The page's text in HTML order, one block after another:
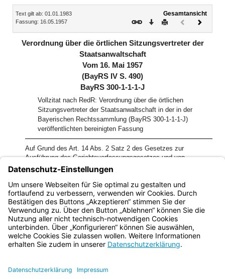
Inhalt
Text gilt ab: 01.01.1983
Fassung: 16.05.1957
Gesamtansicht
Download
DruckenVorheriges
Verordnung über die örtlichen Sitzungsvertreter der
Staatsanwaltschaft
Vom 16. Mai 1957
(BayRS IV S. 490)
BayRS 300-1-1-1-J
Vollzitat nach RedR: Verordnung über die örtlichen
Sitzungsvertreter der Staatsanwaltschaft in der in der
Bayerischen Rechtssammlung (BayRS 300-1-1-1-J)
veröffentlichten bereinigten Fassung
Auf Grund des Art. 14 Abs. 2 Satz 2 des Gesetzes zur
Ausführung des Gerichtsverfassungsgesetzes und von
Verfahrensgesetzen des Bundes (AGGVG)
Bayerische Staatsministerium der Justiz folgende Verordnung:
1) [Amtl. Anm.:]BayRS 300-1-1-J
Bayern.de
BayernPortal
Impressum